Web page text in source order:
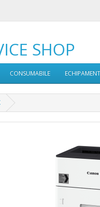
SHOP
CONSUMABILE